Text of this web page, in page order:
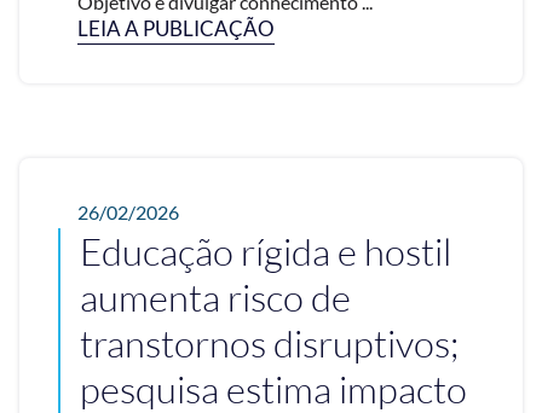
LEIA A PUBLICAÇÃO
26/02/2026
Educação rígida e hostil
aumenta risco de
transtornos disruptivos;
pesquisa estima impacto